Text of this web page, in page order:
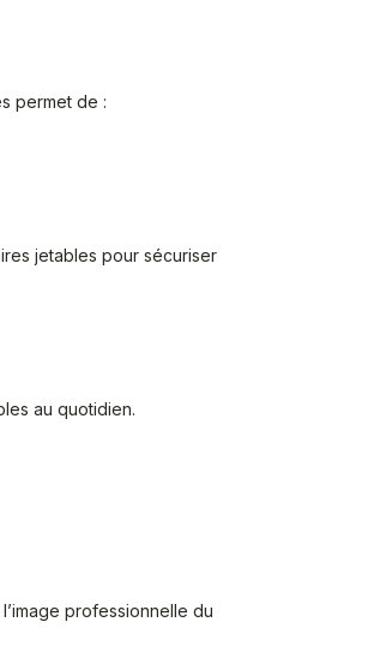
permet de :
jetables pour sécuriser
au quotidien.
professionnelle du